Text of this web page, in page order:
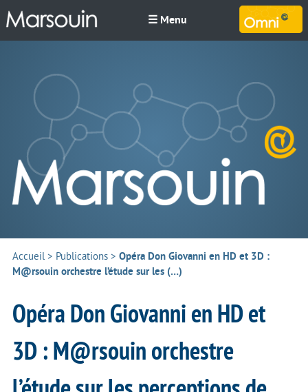
☰ Menu
Accueil> Publications > Opéra Don Giovanni en HD et 3D :
M@rsouin orchestre l’étude sur les (…)
Opéra Don Giovanni en HD et
3D : M@rsouin orchestre